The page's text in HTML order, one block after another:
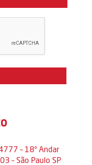
– 18º Andar
– São Paulo SP